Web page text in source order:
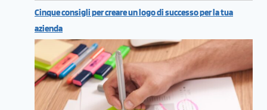
Cinque consigli per creare un logo di successo per la tua
azienda